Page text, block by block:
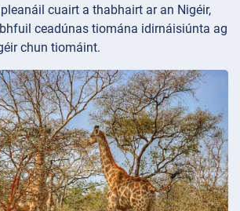
cuairt a thabhairt ar an Nigéir,
ceadúnas tiomána idirnáisiúnta ag
chun tiomáint.